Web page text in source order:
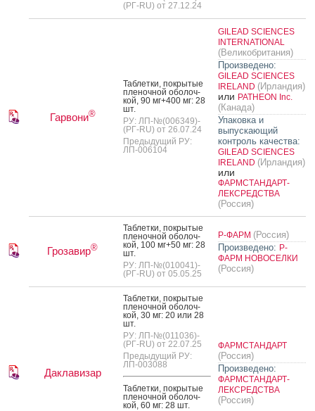
(РГ-RU) от 27.12.24
Гарвони®
Таб­летки, пок­ры­тые
пле­ноч­ной обо­лоч­
кой, 90 мг+400 мг: 28
шт.
РУ: ЛП-№(006349)-
(РГ-RU) от 26.07.24
Предыдущий РУ:
ЛП-006104
GILEAD SCIENCES
INTERNATIONAL
(Великобритания)
Произведено:
GILEAD SCIENCES
IRELAND (Ирландия)
или PATHEON Inc.
(Канада)
Упаковка и
выпускающий
контроль качества:
GILEAD SCIENCES
IRELAND (Ирландия)
или
ФАРМСТАНДАРТ-
ЛЕКСРЕДСТВА
(Россия)
Грозавир®
Таб­летки, пок­ры­тые
пле­ноч­ной обо­лоч­
кой, 100 мг+50 мг: 28
шт.
РУ: ЛП-№(010041)-
(РГ-RU) от 05.05.25
Р-ФАРМ (Россия)
Произведено: Р-
ФАРМ НОВОСЕЛКИ
(Россия)
Даклавизар
Таб­летки, пок­ры­тые
пле­ноч­ной обо­лоч­
кой, 30 мг: 20 или 28
шт.
РУ: ЛП-№(011036)-
(РГ-RU) от 22.07.25
Предыдущий РУ:
ЛП-003088
Таб­летки, пок­ры­тые
пле­ноч­ной обо­лоч­
кой, 60 мг: 28 шт.
ФАРМСТАНДАРТ
(Россия)
Произведено:
ФАРМСТАНДАРТ-
ЛЕКСРЕДСТВА
(Россия)